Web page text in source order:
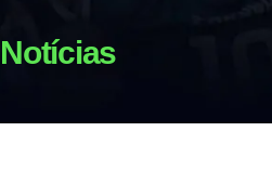
Notícias